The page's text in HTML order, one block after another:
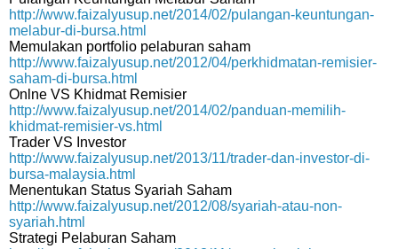
http://www.faizalyusup.net/2014/02/pulangan-keuntungan-
melabur-di-bursa.html
Memulakan portfolio pelaburan saham
http://www.faizalyusup.net/2012/04/perkhidmatan-remisier-
saham-di-bursa.html
Onlne VS Khidmat Remisier
http://www.faizalyusup.net/2014/02/panduan-memilih-
khidmat-remisier-vs.html
Trader VS Investor
http://www.faizalyusup.net/2013/11/trader-dan-investor-di-
bursa-malaysia.html
Menentukan Status Syariah Saham
http://www.faizalyusup.net/2012/08/syariah-atau-non-
syariah.html
Strategi Pelaburan Saham